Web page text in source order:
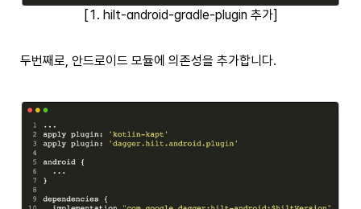
[1. hilt-android-gradle-plugin 추가]
두번째로, 안드로이드 모듈에 의존성을 추가합니다.